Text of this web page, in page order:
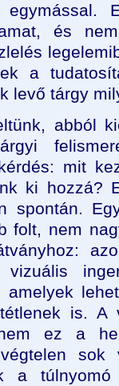
és
a
levő tárgy
abból
mit
ki hozzá?
spontán.
folt, nem
vizuális
is. A
ez a
sok
a